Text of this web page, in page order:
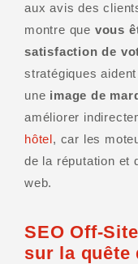
aux avis des
montre que vous
satisfaction de
stratégiques
une image de
améliorer
hôtel, car les
de la réputation et
web.
SEO Off-
sur la quête